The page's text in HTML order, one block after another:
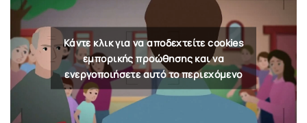
Κάντε κλικ για να αποδεχτείτε cookies
εμπορικής προώθησης και να
ενεργοποιήσετε αυτό το περιεχόμενο